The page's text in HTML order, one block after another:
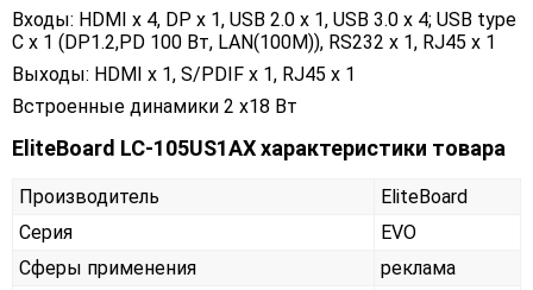
Входы: HDMI x 4, DP x 1, USB 2.0 x 1, USB 3.0 x 4; USB type
C x 1 (DP1.2,PD 100 Вт, LAN(100M)), RS232 x 1, RJ45 x 1
Выходы: HDMI x 1, S/PDIF х 1, RJ45 x 1
Встроенные динамики 2 x18 Вт
EliteBoard LC-105US1AX характеристики товара
Производитель
EliteBoard
Серия
EVO
Сферы применения
реклама